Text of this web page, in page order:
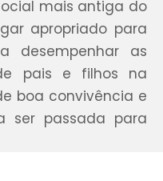
mais antiga do
apropriado para
desempenhar as
pais e filhos na
boa convivência e
ser passada para